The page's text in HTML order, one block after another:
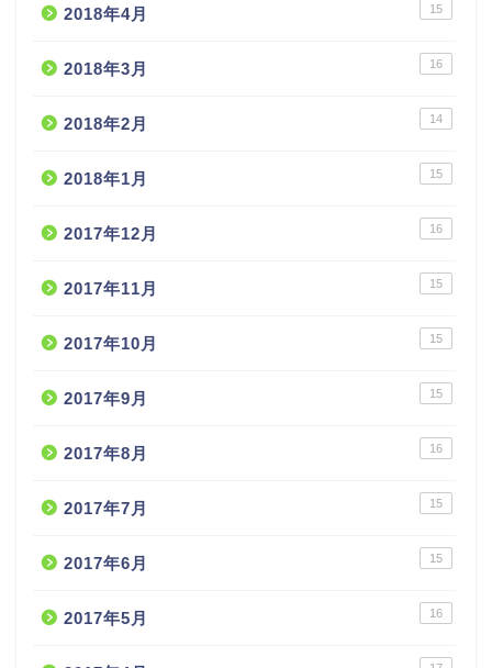
2018年4月 15
2018年3月 16
2018年2月 14
2018年1月 15
2017年12月 16
2017年11月 15
2017年10月 15
2017年9月 15
2017年8月 16
2017年7月 15
2017年6月 15
2017年5月 16